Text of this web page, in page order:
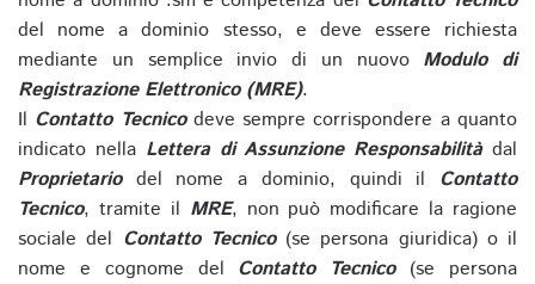
del nome a dominio stesso, e deve essere richiesta
mediante un semplice invio di un nuovo Modulo di
Registrazione Elettronico (MRE).
Il Contatto Tecnicodeve sempre corrispondere a quanto
indicato nella Lettera di Assunzione Responsabilitàdal
Proprietariodel nome a dominio, quindi il Contatto
Tecnico, tramite il MRE, non può modificare la ragione
sociale del Contatto Tecnico(se persona giuridica) o il
nome e cognome del Contatto Tecnico(se persona